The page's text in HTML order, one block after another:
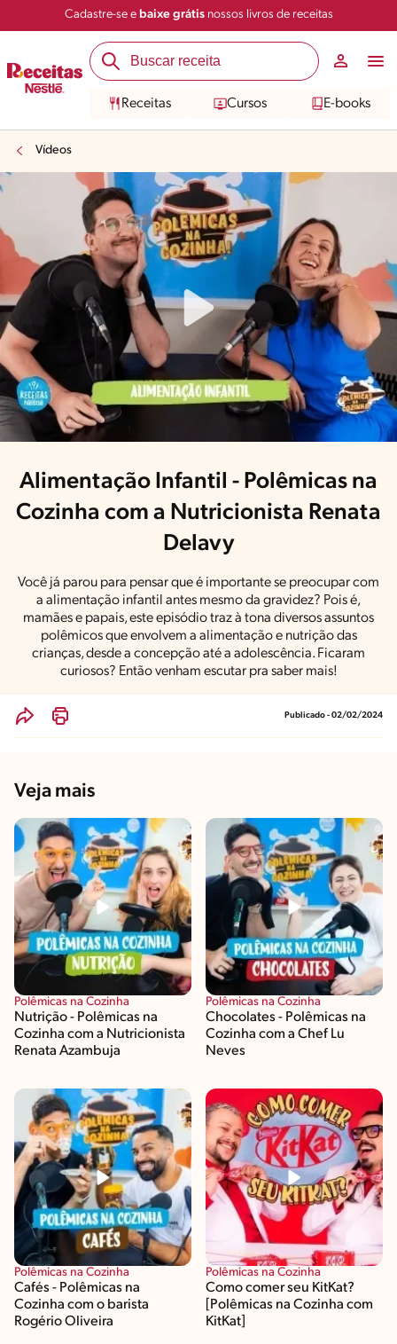
Cadastre-se e baixe grátisnossos livros de receitas
Receitas Cursos E-books
Vídeos
Alimentação Infantil - Polêmicas na
Cozinha com a Nutricionista Renata
Delavy
Você já parou para pensar que é importante se preocupar com
a alimentação infantil antes mesmo da gravidez? Pois é,
mamães e papais, este episódio traz à tona diversos assuntos
polêmicos que envolvem a alimentação e nutrição das
crianças, desde a concepção até a adolescência. Ficaram
curiosos? Então venham escutar pra saber mais!
Publicado - 02/02/2024
Veja mais
Polêmicas na Cozinha
Nutrição - Polêmicas na
Cozinha com a Nutricionista
Renata Azambuja
Polêmicas na Cozinha
Chocolates - Polêmicas na
Cozinha com a Chef Lu
Neves
Polêmicas na Cozinha
Cafés - Polêmicas na
Cozinha com o barista
Rogério Oliveira
Polêmicas na Cozinha
Como comer seu KitKat?
[Polêmicas na Cozinha com
KitKat]